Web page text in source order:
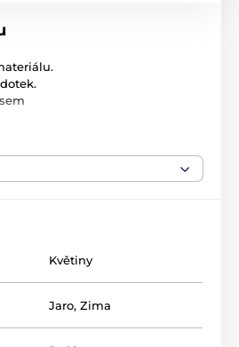
Květiny
Jaro, Zima